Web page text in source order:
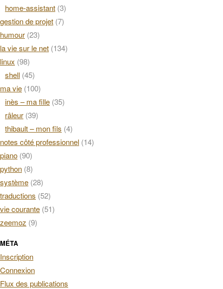
home-assistant (3)
gestion de projet (7)
humour (23)
la vie sur le net (134)
linux (98)
shell (45)
ma vie (100)
inès – ma fille (35)
râleur (39)
thibault – mon fils (4)
notes côté professionnel (14)
piano (90)
python (8)
système (28)
traductions (52)
vie courante (51)
zeemoz (9)
MÉTA
Inscription
Connexion
Flux des publications